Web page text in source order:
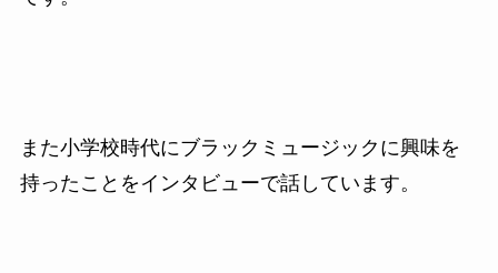
また小学校時代にブラックミュージックに興味を
持ったことをインタビューで話しています。